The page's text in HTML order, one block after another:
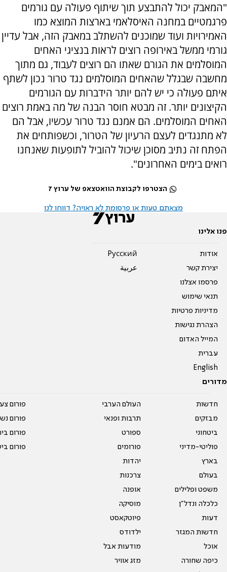
"המאבק יכול להתבצע תוך שיתוף פעולה עם גורמים
פרגמטיים במחנה האיסלאמי בארצות המוצא כמו
האמירויות ועוד שמוכנים להשתלב במאבק הזה, אבל עדיין
גורמי ממשל באירופה רוצים לראות בנציגי האחים
המוסלמים את הגורם שאתו הם רוצים לעבוד, גם מתוך
מחשבה שבגלל שהאחים המוסלמים נגד טרור נכון לשתף
איתם פעולה כי יש להם יותר הידברות עם הגורמים
הקיצונים יותר. זה מבטא חוסר הבנה של מה באמת רוצים
האחים המוסלמים. הם אמנם נגד טרור עכשיו, אבל הם
לא מתנגדים לעצם הרעיון של הטרור, וכשפותחים את
הפתח זה נתיב מסוכן שיכול להוביל לתופעות שאנחנו
רואים בימים האחרונים".
הצטרפו לקבוצת הוואטצאפ של ערוץ 7
מצאתם טעות או פרסומת לא ראויה? דווחו לנו
פנו אלינו
אודות
יצירת קשר
פרסמו אצלנו
תנאי שימוש
מדיניות פרטיות
הצהרת נגישות
המייל האדום
עברית
English
Pусский
عربية
מדורים
חדשות
מבזקים
ביטחוני
פוליטי-מדיני
בארץ
בעולם
משפט ופלילים
כלכלה ונדל"ן
דעות
חדשות המגזר
אוכל
כיפה שחורה
העולם הערבי
תרבות ופנאי
ספורט
פורומים
יהדות
צרכנות
אופנה
מוסיקה
פיוטקאסט
ילדודס
מודעות אבל
מזג אוויר
פורום
פורום
פורום
פורום